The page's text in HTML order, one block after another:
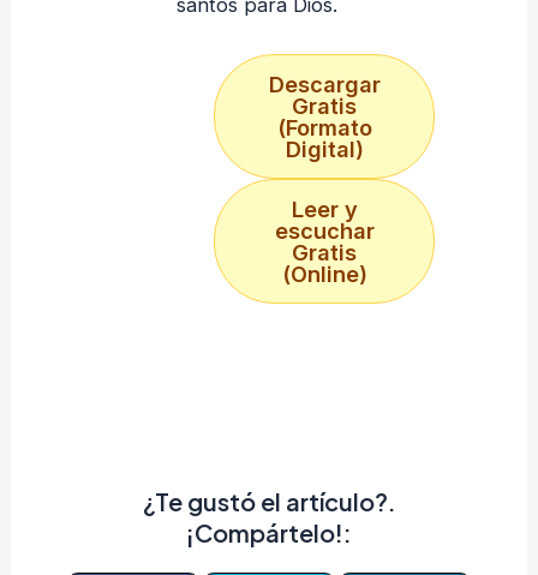
Descargar
Gratis
(Formato
Digital)
Leer y
escuchar
Gratis
(Online)
¿Te gustó el artículo?.
¡Compártelo!: